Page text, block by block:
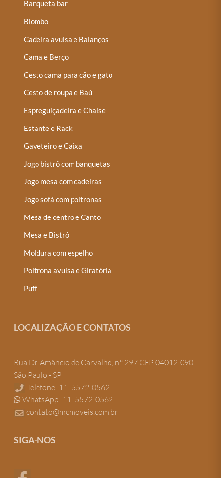
Banqueta bar
Biombo
Cadeira avulsa e Balanços
Cama e Berço
Cesto cama para cão e gato
Cesto de roupa e Baú
Espreguiçadeira e Chaise
Estante e Rack
Gaveteiro e Caixa
Jogo bistrô com banquetas
Jogo mesa com cadeiras
Jogo sofá com poltronas
Mesa de centro e Canto
Mesa e Bistrô
Moldura com espelho
Poltrona avulsa e Giratória
Puff
LOCALIZAÇÃO E CONTATOS
Rua Dr. Amâncio de Carvalho, n.º 297 CEP 04012-090 -
São Paulo - SP
Telefone: 11- 5572-0562
WhatsApp: 11- 5572-0562
contato@mcmoveis.com.br
SIGA-NOS